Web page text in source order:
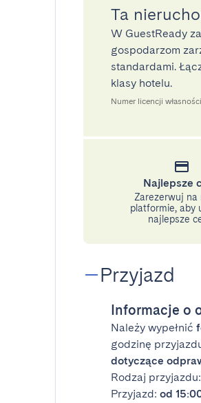
Ta
W GuestReady
gospodarzom
standardami.
klasy hotelu.
Numer licencji
Najlepsze
Zarezerwuj na
platformie, aby
najlepsze
Przyjazd
Informacje o
Należy wypełnić
godzinę
dotyczące
Rodzaj przyjazdu:
Przyjazd: od